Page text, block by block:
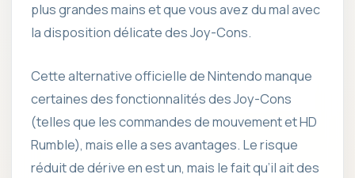
plus grandes mains et que vous avez du mal avec
la disposition délicate des Joy-Cons.
Cette alternative officielle de Nintendo manque
certaines des fonctionnalités des Joy-Cons
(telles que les commandes de mouvement et HD
Rumble), mais elle a ses avantages. Le risque
réduit de dérive en est un, mais le fait qu’il ait des